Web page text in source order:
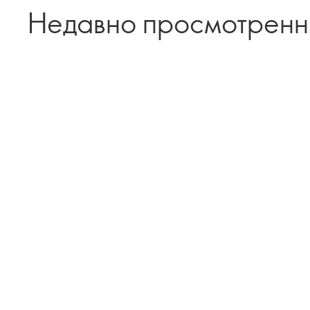
Недавно